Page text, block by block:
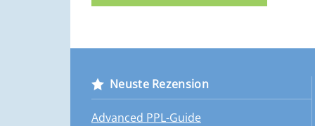
Neuste Rezension
Advanced PPL-Guide